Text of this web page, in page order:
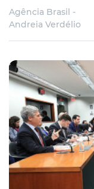
Agência Brasil -
Andreia Verdélio